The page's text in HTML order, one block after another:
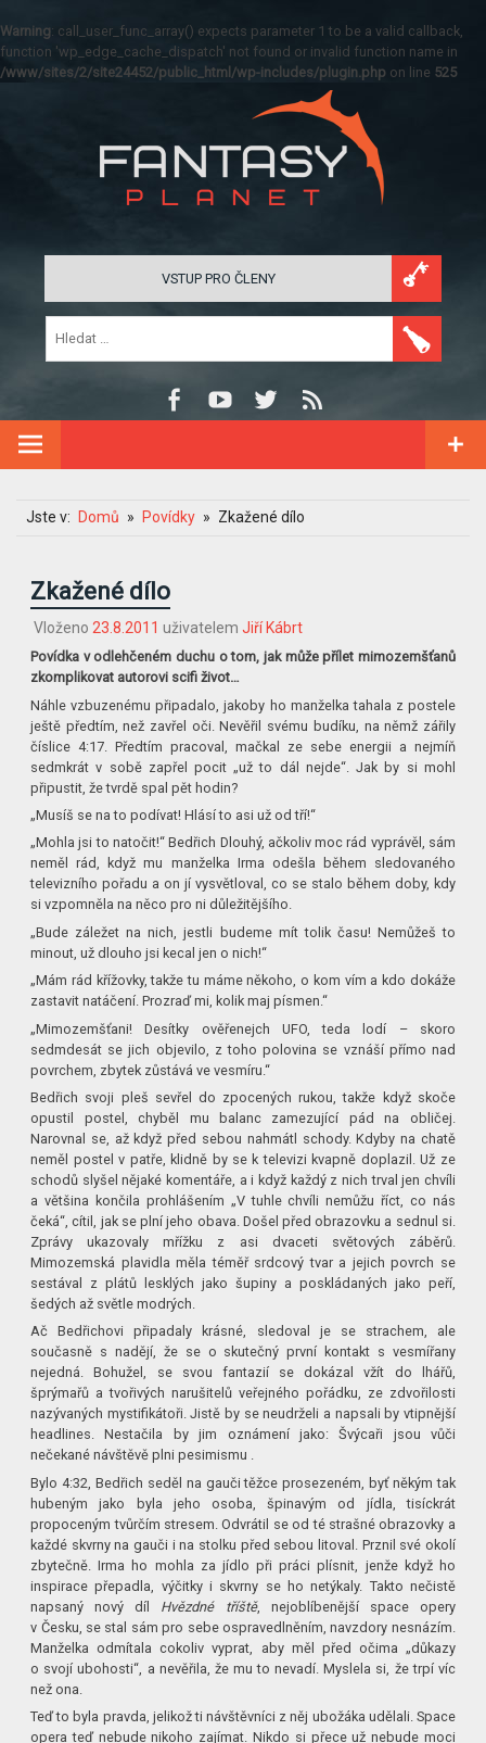
Warning: call_user_func_array() expects parameter 1 to be a valid callback,
function 'wp_edge_cache_dispatch' not found or invalid function name in
/www/sites/2/site24452/public_html/wp-includes/plugin.php on line 525
VSTUP PRO ČLENY
Jste v: Domů Povídky Zkažené dílo
Zkažené dílo
Vloženo 23.8.2011 uživatelem Jiří Kábrt
Povídka v odlehčeném duchu o tom, jak může přílet mimozemšťanů
zkomplikovat autorovi scifi život…
Náhle vzbuzenému připadalo, jakoby ho manželka tahala z postele
ještě předtím, než zavřel oči. Nevěřil svému budíku, na němž zářily
číslice 4:17. Předtím pracoval, mačkal ze sebe energii a nejmíň
sedmkrát v sobě zapřel pocit „už to dál nejde“. Jak by si mohl
připustit, že tvrdě spal pět hodin?
„Musíš se na to podívat! Hlásí to asi už od tří!“
„Mohla jsi to natočit!“ Bedřich Dlouhý, ačkoliv moc rád vyprávěl, sám
neměl rád, když mu manželka Irma odešla během sledovaného
televizního pořadu a on jí vysvětloval, co se stalo během doby, kdy
si vzpomněla na něco pro ni důležitějšího.
„Bude záležet na nich, jestli budeme mít tolik času! Nemůžeš to
minout, už dlouho jsi kecal jen o nich!“
„Mám rád křížovky, takže tu máme někoho, o kom vím a kdo dokáže
zastavit natáčení. Prozraď mi, kolik maj písmen.“
„Mimozemšťani! Desítky ověřenejch UFO, teda lodí – skoro
sedmdesát se jich objevilo, z toho polovina se vznáší přímo nad
povrchem, zbytek zůstává ve vesmíru.“
Bedřich svoji pleš sevřel do zpocených rukou, takže když skoče
opustil postel, chyběl mu balanc zamezující pád na obličej.
Narovnal se, až když před sebou nahmátl schody. Kdyby na chatě
neměl postel v patře, klidně by se k televizi kvapně doplazil. Už ze
schodů slyšel nějaké komentáře, a i když každý z nich trval jen chvíli
a většina končila prohlášením „V tuhle chvíli nemůžu říct, co nás
čeká“, cítil, jak se plní jeho obava. Došel před obrazovku a sednul si.
Zprávy ukazovaly mřížku z asi dvaceti světových záběrů.
Mimozemská plavidla měla téměř srdcový tvar a jejich povrch se
sestával z plátů lesklých jako šupiny a poskládaných jako peří,
šedých až světle modrých.
Ač Bedřichovi připadaly krásné, sledoval je se strachem, ale
současně s nadějí, že se o skutečný první kontakt s vesmířany
nejedná. Bohužel, se svou fantazií se dokázal vžít do lhářů,
šprýmařů a tvořivých narušitelů veřejného pořádku, ze zdvořilosti
nazývaných mystifikátoři. Jistě by se neudrželi a napsali by vtipnější
headlines. Nestačila by jim oznámení jako: Švýcaři jsou vůči
nečekané návštěvě plni pesimismu .
Bylo 4:32, Bedřich seděl na gauči těžce prosezeném, byť někým tak
hubeným jako byla jeho osoba, špinavým od jídla, tisíckrát
propoceným tvůrčím stresem. Odvrátil se od té strašné obrazovky a
každé skvrny na gauči i na stolku před sebou litoval. Prznil své okolí
zbytečně. Irma ho mohla za jídlo při práci plísnit, jenže když ho
inspirace přepadla, výčitky i skvrny se ho netýkaly. Takto nečistě
napsaný nový díl Hvězdné tříště, nejoblíbenější space opery
v Česku, se stal sám pro sebe ospravedlněním, navzdory nesnázím.
Manželka odmítala cokoliv vyprat, aby měl před očima „důkazy
o svojí ubohosti“, a nevěřila, že mu to nevadí. Myslela si, že trpí víc
než ona.
Teď to byla pravda, jelikož ti návštěvníci z něj ubožáka udělali. Space
opera teď nebude nikoho zajímat. Nikdo si přece už nebude moci